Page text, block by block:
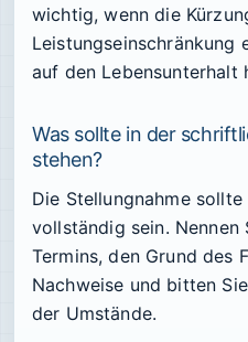
wichtig, wenn die
Leistungseinschränkung
auf den Lebensunterhalt
Was sollte in der
stehen?
Die Stellungnahme
vollständig sein. Nennen
Termins, den Grund des
Nachweise und bitten
der Umstände.